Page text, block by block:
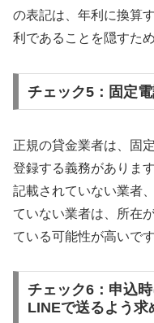
の表記は、年利に換算
利であることを隠すた
チェック5：固定
正規の貸金業者は、固
登録する義務がありま
記載されていない業者
ていない業者は、所在
ている可能性が高いです
チェック6：申込
LINEで送るよう求